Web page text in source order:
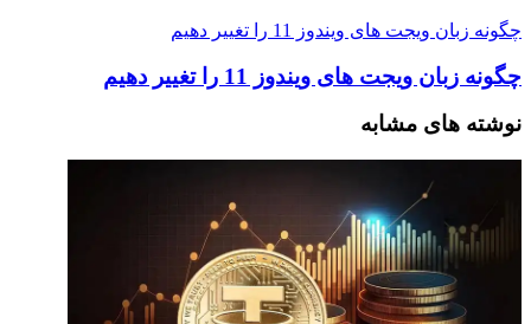
چگونه زبان ویجت های ویندوز 11 را تغییر دهیم
چگونه زبان ویجت های ویندوز 11 را تغییر دهیم
نوشته های مشابه